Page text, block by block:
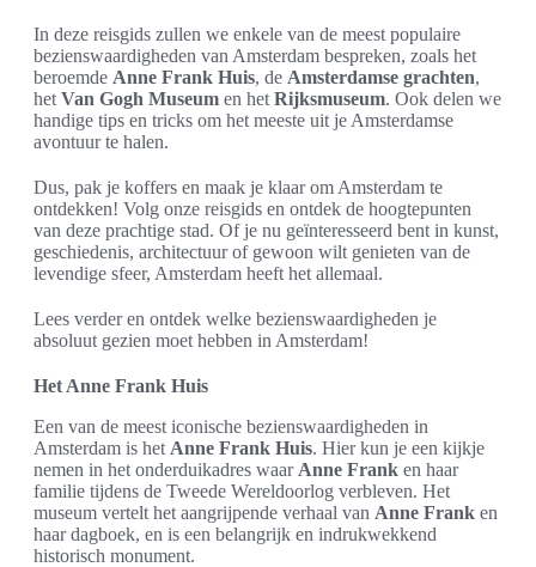
In deze reisgids zullen we enkele van de meest populaire
bezienswaardigheden van Amsterdam bespreken, zoals het
beroemde Anne Frank Huis, de Amsterdamse grachten,
het Van Gogh Museum en het Rijksmuseum. Ook delen we
handige tips en tricks om het meeste uit je Amsterdamse
avontuur te halen.
Dus, pak je koffers en maak je klaar om Amsterdam te
ontdekken! Volg onze reisgids en ontdek de hoogtepunten
van deze prachtige stad. Of je nu geïnteresseerd bent in kunst,
geschiedenis, architectuur of gewoon wilt genieten van de
levendige sfeer, Amsterdam heeft het allemaal.
Lees verder en ontdek welke bezienswaardigheden je
absoluut gezien moet hebben in Amsterdam!
Het Anne Frank Huis
Een van de meest iconische bezienswaardigheden in
Amsterdam is het Anne Frank Huis. Hier kun je een kijkje
nemen in het onderduikadres waar Anne Frank en haar
familie tijdens de Tweede Wereldoorlog verbleven. Het
museum vertelt het aangrijpende verhaal van Anne Frank en
haar dagboek, en is een belangrijk en indrukwekkend
historisch monument.